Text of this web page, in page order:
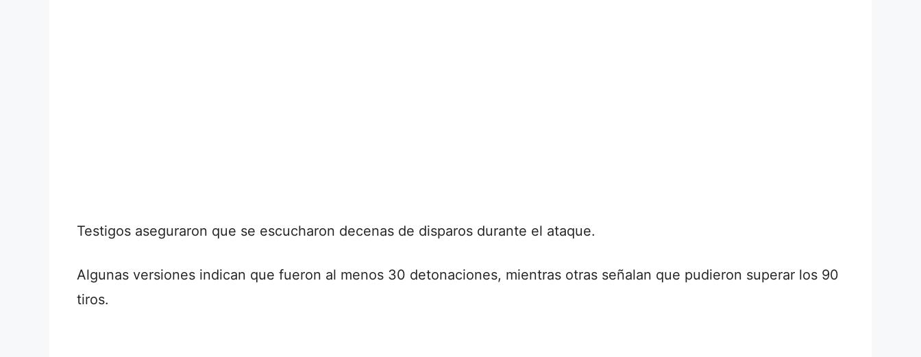
Testigos aseguraron que se escucharon decenas de disparos durante el ataque.
Algunas versiones indican que fueron al menos 30 detonaciones, mientras otras señalan que pudieron superar los 90
tiros.